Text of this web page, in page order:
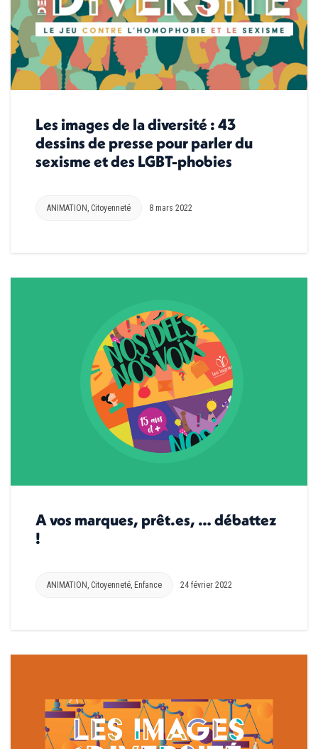
Les images de la diversité : 43
dessins de presse pour parler du
sexisme et des LGBT-phobies
ANIMATION Citoyenneté 8 mars 2022
A vos marques, prêt.es, … débattez
!
ANIMATION Citoyenneté Enfance 24 février 2022